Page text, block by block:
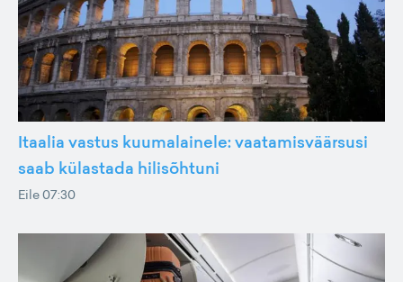
Itaalia vastus kuumalainele: vaatamisväärsusi
saab külastada hilisõhtuni
Eile 07:30